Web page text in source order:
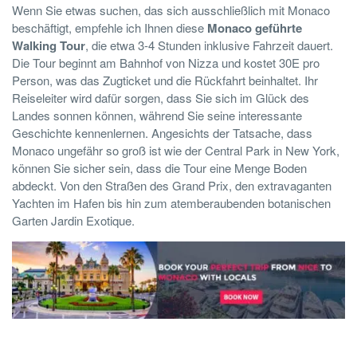
Wenn Sie etwas suchen, das sich ausschließlich mit Monaco
beschäftigt, empfehle ich Ihnen diese Monaco geführte
Walking Tour, die etwa 3-4 Stunden inklusive Fahrzeit dauert.
Die Tour beginnt am Bahnhof von Nizza und kostet 30E pro
Person, was das Zugticket und die Rückfahrt beinhaltet. Ihr
Reiseleiter wird dafür sorgen, dass Sie sich im Glück des
Landes sonnen können, während Sie seine interessante
Geschichte kennenlernen. Angesichts der Tatsache, dass
Monaco ungefähr so groß ist wie der Central Park in New York,
können Sie sicher sein, dass die Tour eine Menge Boden
abdeckt. Von den Straßen des Grand Prix, den extravaganten
Yachten im Hafen bis hin zum atemberaubenden botanischen
Garten Jardin Exotique.